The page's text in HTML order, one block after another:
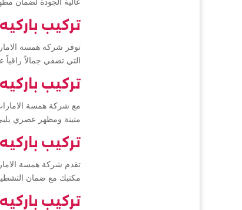
تركيب
توفر شركة همسة
التي تضفي جمالاً
تركيب
مع شركة همسة
متينة ومظهر عصري
تركيب
تقدم شركة همسة
مكتبك مع ضمان
تركيب